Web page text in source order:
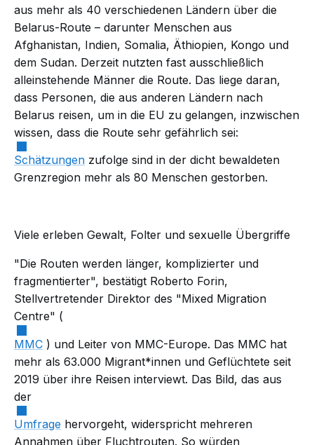
aus mehr als 40 verschiedenen Ländern über die
Belarus-Route – darunter Menschen aus
Afghanistan, Indien, Somalia, Äthiopien, Kongo und
dem Sudan. Derzeit nutzten fast ausschließlich
alleinstehende Männer die Route. Das liege daran,
dass Personen, die aus anderen Ländern nach
Belarus reisen, um in die EU zu gelangen, inzwischen
wissen, dass die Route sehr gefährlich sei:
Schätzungen zufolge sind in der dicht bewaldeten
Grenzregion mehr als 80 Menschen gestorben.
Viele erleben Gewalt, Folter und sexuelle Übergriffe
"Die Routen werden länger, komplizierter und
fragmentierter", bestätigt Roberto Forin,
Stellvertretender Direktor des "Mixed Migration
Centre" (
MMC ) und Leiter von MMC-Europe. Das MMC hat
mehr als 63.000 Migrant*innen und Geflüchtete seit
2019 über ihre Reisen interviewt. Das Bild, das aus
der
Umfrage hervorgeht, widerspricht mehreren
Annahmen über Fluchtrouten. So würden